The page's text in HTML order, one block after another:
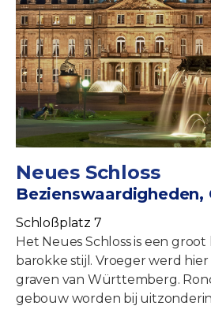
Neues Schloss
Bezienswaardigheden,
Schloßplatz 7
Het Neues Schloss is een
barokke stijl. Vroeger werd
graven van Württemberg.
gebouw worden bij